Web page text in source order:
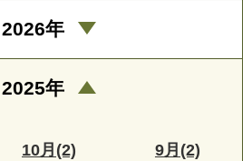
2026年
2025年
10月(2) 9月(2)